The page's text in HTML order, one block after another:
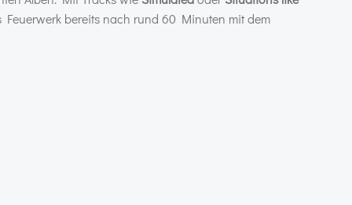
bereits nach rund 60 Minuten mit dem